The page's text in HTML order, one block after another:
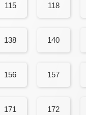
115 118
138 140
156 157
171 172